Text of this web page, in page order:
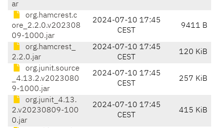
ar
org.hamcrest.c
ore_2.2.0.v202308
09-1000.jar
2024-07-10 17:45
CEST
9411 B
org.hamcrest_
2.2.0.jar
2024-07-10 17:45
CEST
120 KiB
org.junit.source
_4.13.2.v2023080
9-1000.jar
2024-07-10 17:45
CEST
257 KiB
org.junit_4.13.
2.v20230809-100
0.jar
2024-07-10 17:45
CEST
415 KiB